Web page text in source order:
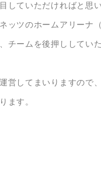
していただければと思い
ッツのホームアリー
チームを後押ししてい
営してまいりますので
ます。